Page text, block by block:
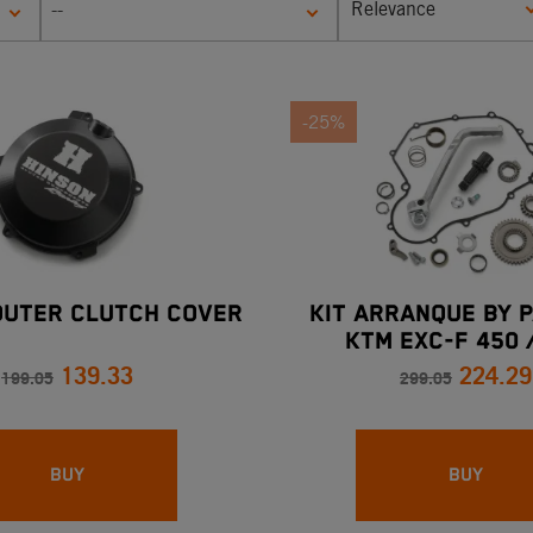
-- Relevance
CLUTCH COVER
199.05 139.33
BUY
-25%
KIT ARRANQUE BY
KTM EXC-F 450
299.05 224.29
BUY